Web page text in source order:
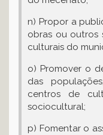
n) Propor a
obras ou outros
culturais do
o) Promover o
das
centros de
sociocultural;
p) Fomentar o